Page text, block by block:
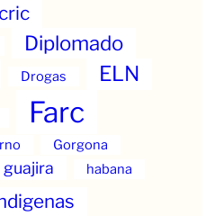
cric
Diplomado
Drogas ELN
Farc
Gorgona
guajira habana